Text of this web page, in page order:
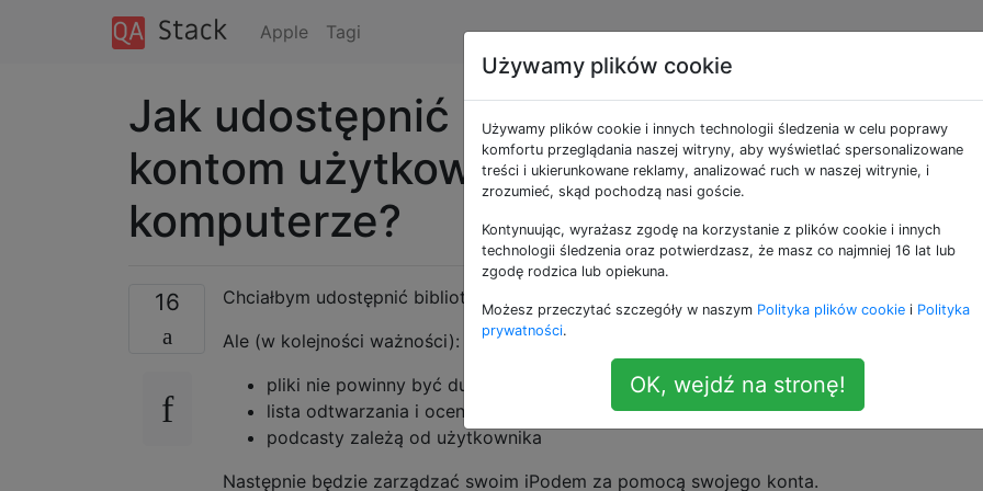
Apple Tagi
Jak udostępnić bibliotekę iTunes innym
kontom użytkowników na tym samym
komputerze?
16
Chciałbym udostępnić bibliotece iTunes moje konto mojej żony.
Ale (w kolejności ważności):
pliki nie powinny być duplikowane
lista odtwarzania i ocena zależą od użytkownika
podcasty zależą od użytkownika
Następnie będzie zarządzać swoim iPodem za pomocą swojego konta.
Używamy plików cookie
Używamy plików cookie i innych technologii śledzenia w celu poprawy
komfortu przeglądania naszej witryny, aby wyświetlać spersonalizowane
treści i ukierunkowane reklamy, analizować ruch w naszej witrynie, i
zrozumieć, skąd pochodzą nasi goście.
Kontynuując, wyrażasz zgodę na korzystanie z plików cookie i innych
technologii śledzenia oraz potwierdzasz, że masz co najmniej 16 lat lub
zgodę rodzica lub opiekuna.
Możesz przeczytać szczegóły w naszym Polityka plików cookie i Polityka
prywatności.
OK, wejdź na stronę!